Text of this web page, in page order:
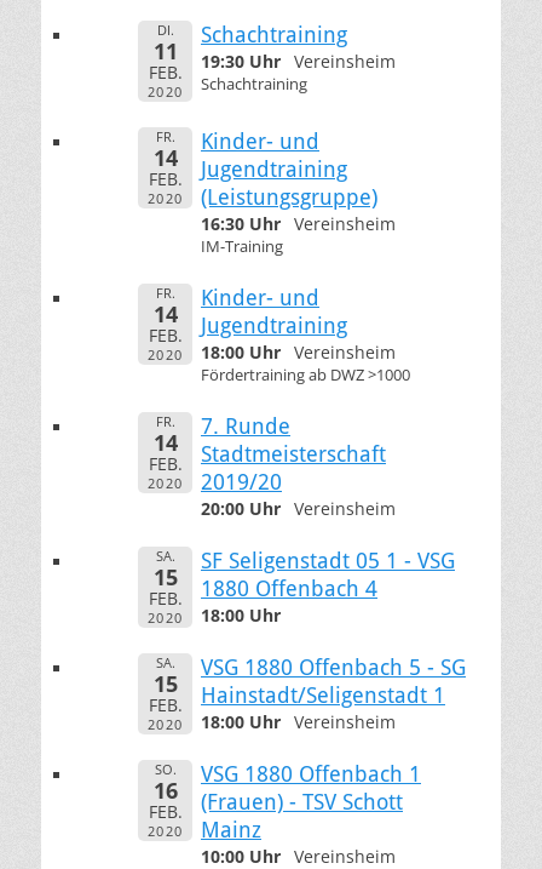
DI.
11
FEB.
2020
Schachtraining
19:30 Uhr Vereinsheim
Schachtraining
FR.
14
FEB.
2020
Kinder- und
Jugendtraining
(Leistungsgruppe)
16:30 Uhr Vereinsheim
IM-Training
FR.
14
FEB.
2020
Kinder- und
Jugendtraining
18:00 Uhr Vereinsheim
Fördertraining ab DWZ >1000
FR.
14
FEB.
2020
7. Runde
Stadtmeisterschaft
2019/20
20:00 Uhr Vereinsheim
SA.
15
FEB.
2020
SF Seligenstadt 05 1 - VSG
1880 Offenbach 4
18:00 Uhr
SA.
15
FEB.
2020
VSG 1880 Offenbach 5 - SG
Hainstadt/Seligenstadt 1
18:00 Uhr Vereinsheim
SO.
16
FEB.
2020
VSG 1880 Offenbach 1
(Frauen) - TSV Schott
Mainz
10:00 Uhr Vereinsheim